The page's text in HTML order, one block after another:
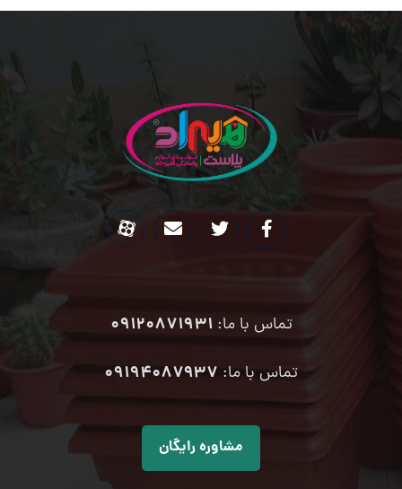
تماس با ما:09120871931
تماس با ما: ۰۹۱۹۴۰۸۷۹۳۷
مشاوره رایگان